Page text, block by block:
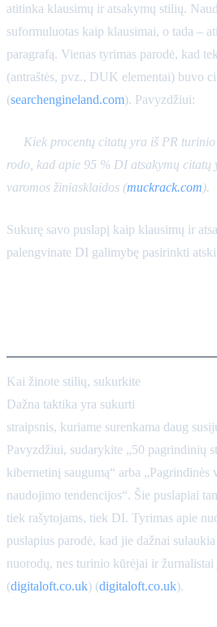
atitinka klausimų ir atsakymų stilių.
suformuluotas kaip klausimai, o tada –
paragrafą. Vienas tyrimas parodė, kad
(antraštės, pvz., DUK elementai) buvo
(searchengineland.com). Pavyzdžiui:
Kiek procentų citatų yra iš PR
rodo, kad apie 95 % DI atsakymų citatų
varomos žiniasklaidos (muckrack.com).
Sukurę savo puslapį kaip klausimų ir
palengvinate DI galimybę pasirinkti
Kai žinote stilių, sukurkite
Dažna taktika yra sukurti
straipsnis, kuriame surenkama daug
Pavyzdžiui, sudarykite „50 pagrindinių
kibernetinį saugumą“ arba „Pagrindinės
naudojimo tendencijos“. Šie puslapiai
tiek rašytojams, tiek DI. Tyrimas apie
puslapius parodė, kad jie dažnai
nuorodų, nes turinio kūrėjai ir žurnalistai
(digitaloft.co.uk) (digitaloft.co.uk).